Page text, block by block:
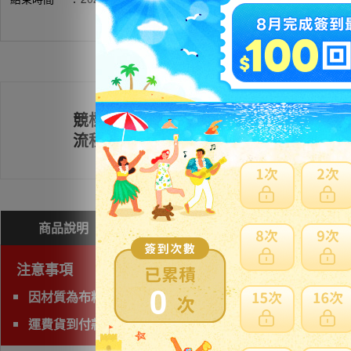
0
競標
流程
註冊會員
商品說明 問與答(0) 費用試算
注意事項
因材質為布料/皮革包包類無法海運，限定使用空運運送。
運費貨到付款